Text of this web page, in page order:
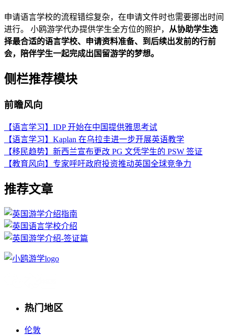
申请语言学校的流程错综复杂，在申请文件时也需要挪出时间
进行。 小鸥游学代办提供学生全方位的照护， 从协助学生选
择最合适的语言学校、申请资料准备、到后续出发前的行前
会，陪伴学生一起完成出国留游学的梦想。
侧栏推荐模块
前瞻风向
【语言学习】IDP 开始在中国提供雅思考试
【语言学习】Kaplan 在乌拉圭进一步开展英语教学
【移民趋势】新西兰宣布更改 PG 文凭学生的 PSW 签证
【教育风向】专家呼吁政府投资推动英国全球竞争力
推荐文章
热门地区
伦敦